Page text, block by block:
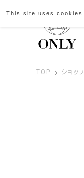
TOP ショッ
This site uses